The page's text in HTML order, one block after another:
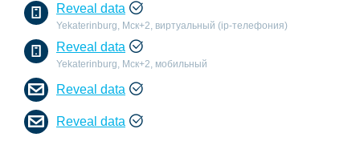
Reveal data
Yekaterinburg, Мск+2, виртуальный (ip-телефония)
Reveal data
Yekaterinburg, Мск+2, мобильный
Reveal data
Reveal data